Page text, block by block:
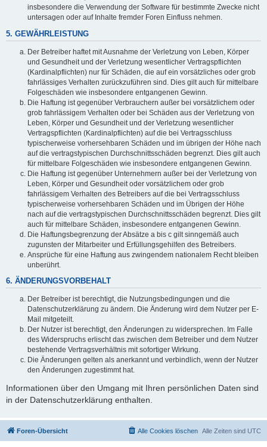
insbesondere die Verwendung der Software für bestimmte Zwecke nicht
untersagen oder auf Inhalte fremder Foren Einfluss nehmen.
5. GEWÄHRLEISTUNG
Der Betreiber haftet mit Ausnahme der Verletzung von Leben, Körper
und Gesundheit und der Verletzung wesentlicher Vertragspflichten
(Kardinalpflichten) nur für Schäden, die auf ein vorsätzliches oder grob
fahrlässiges Verhalten zurückzuführen sind. Dies gilt auch für mittelbare
Folgeschäden wie insbesondere entgangenen Gewinn.
Die Haftung ist gegenüber Verbrauchern außer bei vorsätzlichem oder
grob fahrlässigem Verhalten oder bei Schäden aus der Verletzung von
Leben, Körper und Gesundheit und der Verletzung wesentlicher
Vertragspflichten (Kardinalpflichten) auf die bei Vertragsschluss
typischerweise vorhersehbaren Schäden und im übrigen der Höhe nach
auf die vertragstypischen Durchschnittsschäden begrenzt. Dies gilt auch
für mittelbare Folgeschäden wie insbesondere entgangenen Gewinn.
Die Haftung ist gegenüber Unternehmern außer bei der Verletzung von
Leben, Körper und Gesundheit oder vorsätzlichem oder grob
fahrlässigem Verhalten des Betreibers auf die bei Vertragsschluss
typischerweise vorhersehbaren Schäden und im Übrigen der Höhe
nach auf die vertragstypischen Durchschnittsschäden begrenzt. Dies gilt
auch für mittelbare Schäden, insbesondere entgangenen Gewinn.
Die Haftungsbegrenzung der Absätze a bis c gilt sinngemäß auch
zugunsten der Mitarbeiter und Erfüllungsgehilfen des Betreibers.
Ansprüche für eine Haftung aus zwingendem nationalem Recht bleiben
unberührt.
6. ÄNDERUNGSVORBEHALT
Der Betreiber ist berechtigt, die Nutzungsbedingungen und die
Datenschutzerklärung zu ändern. Die Änderung wird dem Nutzer per E-
Mail mitgeteilt.
Der Nutzer ist berechtigt, den Änderungen zu widersprechen. Im Falle
des Widerspruchs erlischt das zwischen dem Betreiber und dem Nutzer
bestehende Vertragsverhältnis mit sofortiger Wirkung.
Die Änderungen gelten als anerkannt und verbindlich, wenn der Nutzer
den Änderungen zugestimmt hat.
Informationen über den Umgang mit Ihren persönlichen Daten sind
in der Datenschutzerklärung enthalten.
Foren-Übersicht Alle Zeiten sind UTC
Alle Cookies löschen